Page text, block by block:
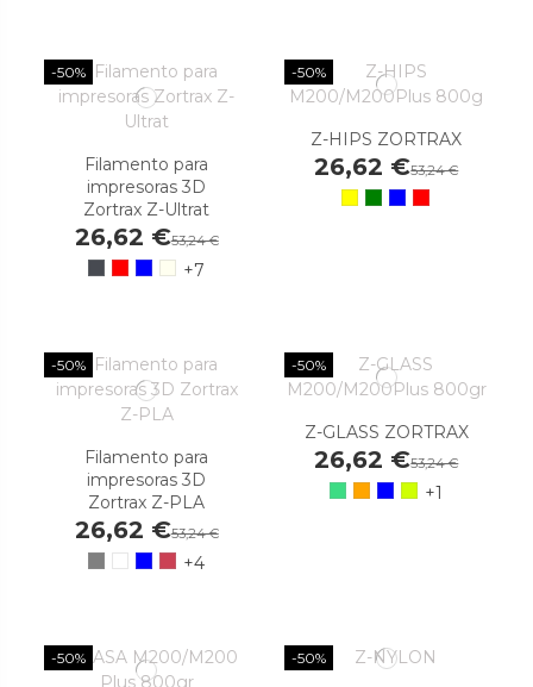
-50%
Filamento para
impresoras 3D
Zortrax Z-Ultrat
26,62 €53,24 €
+7
-50%
Z-HIPS ZORTRAX
26,62 €53,24 €
-50%
Filamento para
impresoras 3D
Zortrax Z-PLA
26,62 €53,24 €
+4
-50%
Z-GLASS ZORTRAX
26,62 €53,24 €
+1
-50% -50%